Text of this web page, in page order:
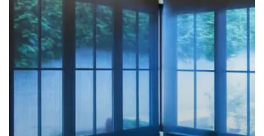
pada
TERAPI
KOLAM
DINGIN